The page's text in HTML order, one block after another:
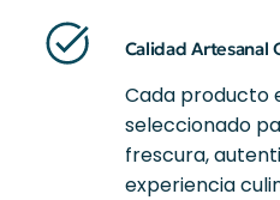
Calidad Artesanal
Cada producto
seleccionado
frescura,
experiencia